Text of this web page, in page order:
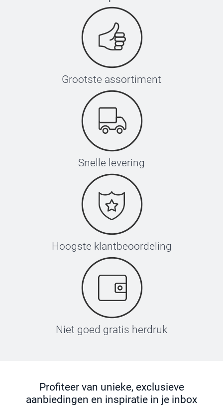
Grootste assortiment
Snelle levering
Hoogste klantbeoordeling
Niet goed gratis herdruk
Profiteer van unieke, exclusieve
aanbiedingen en inspiratie in je inbox